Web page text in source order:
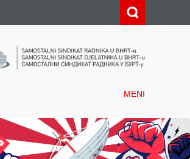
MENI